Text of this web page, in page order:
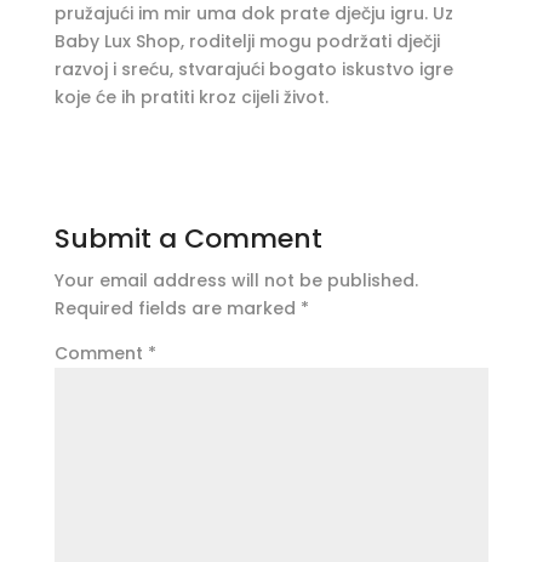
pružajući im mir uma dok prate dječju igru. Uz
Baby Lux Shop, roditelji mogu podržati dječji
razvoj i sreću, stvarajući bogato iskustvo igre
koje će ih pratiti kroz cijeli život.
Submit a Comment
Your email address will not be published.
Required fields are marked *
Comment *